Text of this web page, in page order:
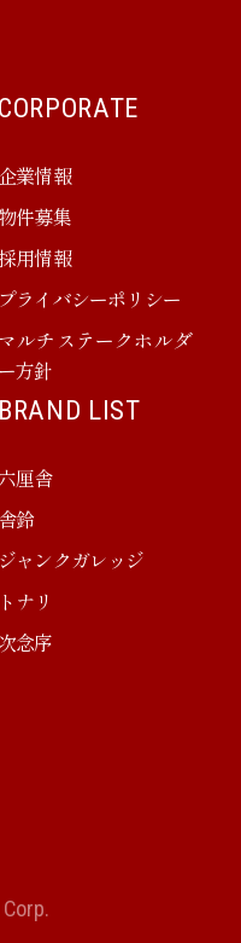
CORPORATE
企業情報
物件募集
採用情報
プライバシーポリシー
マルチステークホルダ
ー方針
BRAND LIST
厘舎
舎鈴
ジャンクガレッジ
トナリ
次念序